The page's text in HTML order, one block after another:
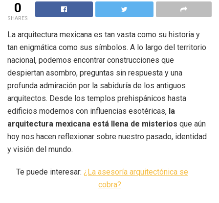
0
SHARES
La arquitectura mexicana es tan vasta como su historia y
tan enigmática como sus símbolos. A lo largo del territorio
nacional, podemos encontrar construcciones que
despiertan asombro, preguntas sin respuesta y una
profunda admiración por la sabiduría de los antiguos
arquitectos. Desde los templos prehispánicos hasta
edificios modernos con influencias esotéricas, la
arquitectura mexicana está llena de misterios que aún
hoy nos hacen reflexionar sobre nuestro pasado, identidad
y visión del mundo.
Te puede interesar: ¿La asesoría arquitectónica se
cobra?